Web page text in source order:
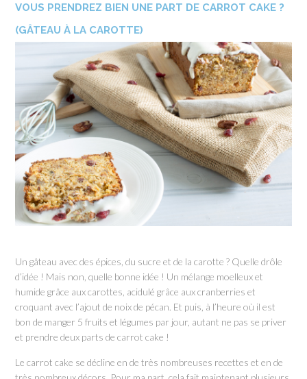
VOUS PRENDREZ BIEN UNE PART DE CARROT CAKE ?
(GÂTEAU À LA CAROTTE)
Un gâteau avec des épices, du sucre et de la carotte ? Quelle drôle
d’idée ! Mais non, quelle bonne idée ! Un mélange moelleux et
humide grâce aux carottes, acidulé grâce aux cranberries et
croquant avec l’ajout de noix de pécan. Et puis, à l’heure où il est
bon de manger 5 fruits et légumes par jour, autant ne pas se priver
et prendre deux parts de carrot cake !
Le carrot cake se décline en de très nombreuses recettes et en de